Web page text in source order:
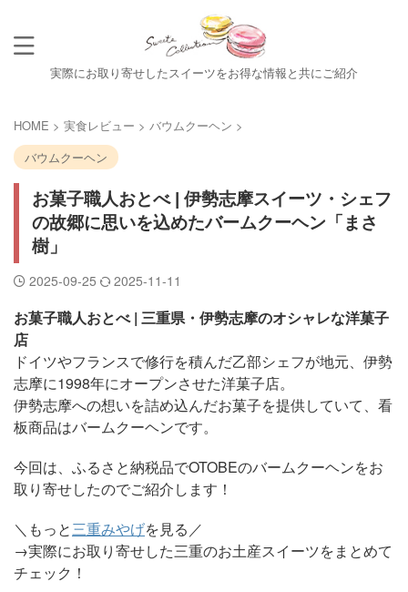
実際にお取り寄せしたスイーツをお得な情報と共にご紹介
HOME > 実食レビュー > バウムクーヘン >
バウムクーヘン
お菓子職人おとべ | 伊勢志摩スイーツ・シェフ
の故郷に思いを込めたバームクーヘン「まさ
樹」
2025-09-25 2025-11-11
お菓子職人おとべ | 三重県・伊勢志摩のオシャレな洋菓子
店
ドイツやフランスで修行を積んだ乙部シェフが地元、伊勢
志摩に1998年にオープンさせた洋菓子店。
伊勢志摩への想いを詰め込んだお菓子を提供していて、看
板商品はバームクーヘンです。
今回は、ふるさと納税品でOTOBEのバームクーヘンをお
取り寄せしたのでご紹介します！
＼もっと三重みやげを見る／
→実際にお取り寄せした三重のお土産スイーツをまとめて
チェック！